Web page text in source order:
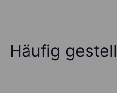
Häufig